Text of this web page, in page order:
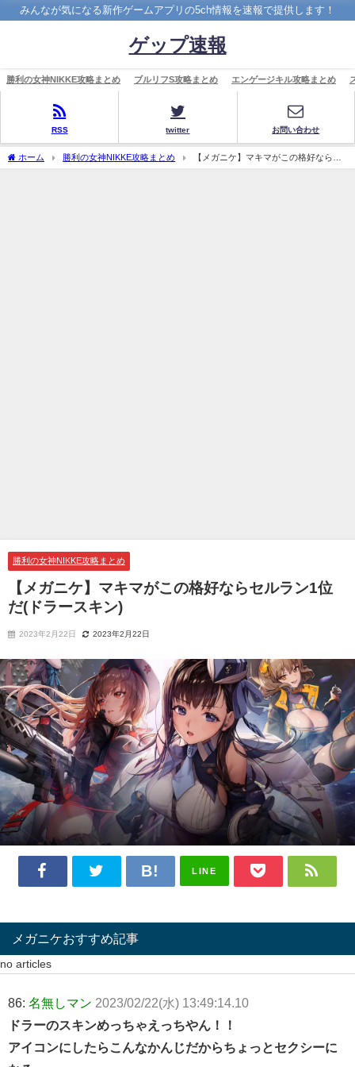
みんなが気になる新作ゲームアプリの5ch情報を速報で提供します！
ゲップ速報
勝利の女神NIKKE攻略まとめ ブルリフS攻略まとめ エンゲージキル攻略まとめ
RSS twitter お問い合わせ
ホーム 勝利の女神NIKKE攻略まとめ
【メガニケ】マキマがこの格好ならセ
ルラン1位だ(ドラースキン)
勝利の女神NIKKE攻略まとめ
【メガニケ】マキマがこの格好ならセルラン1位
だ(ドラースキン)
2023年2月22日 2023年2月22日
LINE
メガニケおすすめ記事
no articles
86: 名無しマン 2023/02/22(水) 13:49:14.10
ドラーのスキンめっちゃえっちやん！！
アイコンにしたらこんなかんじだからちょっとセクシーに